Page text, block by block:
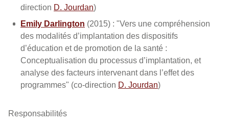
direction D. Jourdan)
Emily Darlington (2015) : "Vers une compréhension
des modalités d’implantation des dispositifs
d’éducation et de promotion de la santé :
Conceptualisation du processus d’implantation, et
analyse des facteurs intervenant dans l’effet des
programmes" (co-direction D. Jourdan)
Responsabilités